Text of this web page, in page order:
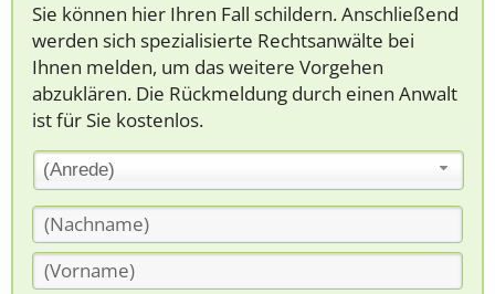
Sie können hier Ihren Fall schildern. Anschließend
werden sich spezialisierte Rechtsanwälte bei
Ihnen melden, um das weitere Vorgehen
abzuklären. Die Rückmeldung durch einen Anwalt
ist für Sie kostenlos.
(Anrede)